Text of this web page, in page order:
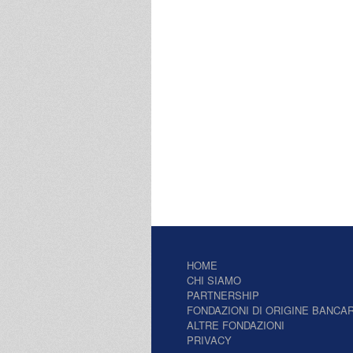
HOME
CHI SIAMO
PARTNERSHIP
FONDAZIONI DI ORIGINE
ALTRE FONDAZIONI
PRIVACY